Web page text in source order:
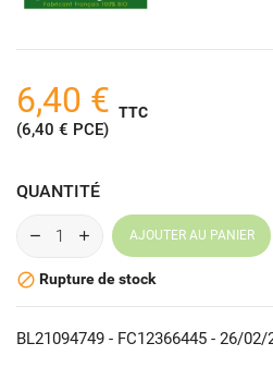
6,40 €
(6,40 € PCE)
TTC
QUANTITÉ
AJOUTER AU PANIER
 Rupture de stock
BL21094749 - FC12366445 - 26/02/